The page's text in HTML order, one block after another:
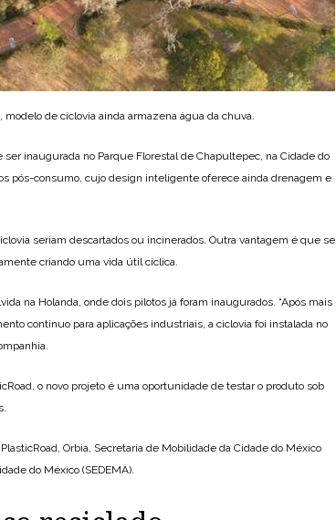
de ciclovia ainda armazena água da chuva.
inaugurada no Parque Florestal de Chapultepec, na Cidade do
pós-consumo, cujo design inteligente oferece ainda drenagem e
seriam descartados ou incinerados. Outra vantagem é que se
criando uma vida útil cíclica.
na Holanda, onde dois pilotos já foram inaugurados. “Após mais
contínuo para aplicações industriais, a ciclovia foi instalada no
o novo projeto é uma oportunidade de testar o produto sob
Orbia, Secretaria de Mobilidade da Cidade do México
do México (SEDEMA).